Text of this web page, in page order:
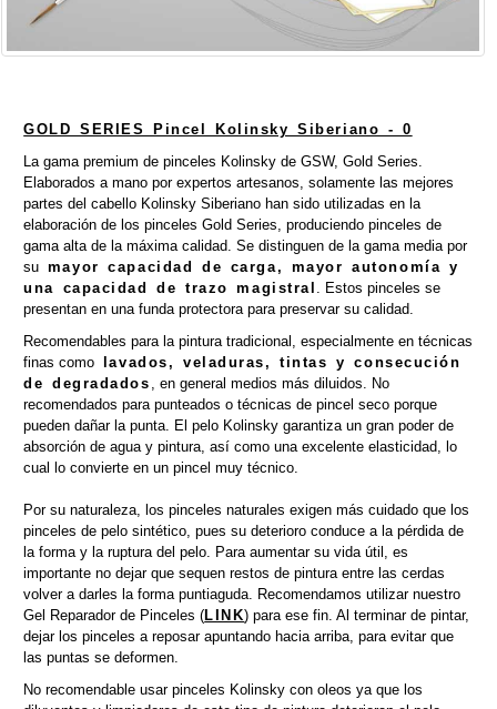
GOLD SERIES Pincel Kolinsky Siberiano - 0
La gama premium de pinceles Kolinsky de GSW, Gold Series.
Elaborados a mano por expertos artesanos, solamente las mejores
partes del cabello Kolinsky Siberiano han sido utilizadas en la
elaboración de los pinceles Gold Series, produciendo pinceles de
gama alta de la máxima calidad. Se distinguen de la gama media por
su mayor capacidad de carga, mayor autonomía y
una capacidad de trazo magistral
. Estos pinceles se
presentan en una funda protectora para preservar su calidad.
Recomendables para la pintura tradicional, especialmente en técnicas
finas como lavados, veladuras, tintas y consecución
de degradados
, en general medios más diluidos. No
recomendados para punteados o técnicas de pincel seco porque
pueden dañar la punta. El pelo Kolinsky garantiza un gran poder de
absorción de agua y pintura, así como una excelente elasticidad, lo
cual lo convierte en un pincel muy técnico.
Por su naturaleza, los pinceles naturales exigen más cuidado que los
pinceles de pelo sintético, pues su deterioro conduce a la pérdida de
la forma y la ruptura del pelo. Para aumentar su vida útil, es
importante no dejar que sequen restos de pintura entre las cerdas
volver a darles la forma puntiaguda. Recomendamos utilizar nuestro
Gel Reparador de Pinceles (LINK) para ese fin. Al terminar de pintar,
dejar los pinceles a reposar apuntando hacia arriba, para evitar que
las puntas se deformen.
No recomendable usar pinceles Kolinsky con oleos ya que los